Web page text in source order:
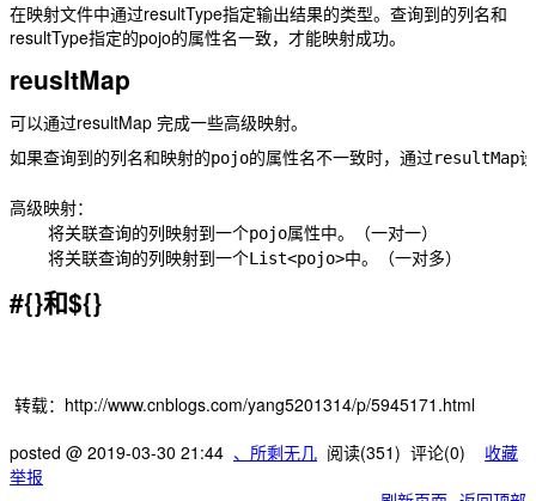
在映射文件中通过resultType指定输出结果的类型。查询到的列名和
resultType指定的pojo的属性名一致，才能映射成功。
reusltMap
可以通过resultMap 完成一些高级映射。
如果查询到的列名和映射的pojo的属性名不一致时，通过resultMap
高级映射：
    将关联查询的列映射到一个pojo属性中。（一对一）
#{}和${}
转载：http://www.cnblogs.com/yang5201314/p/5945171.html
posted @ 2019-03-30 21:44 、所剩无几 阅读(351) 评论(0) 收藏
举报